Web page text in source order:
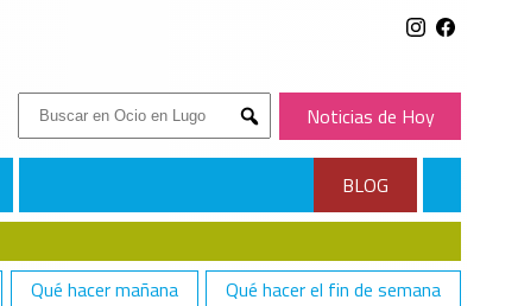
Buscar:
Submit
Noticias de Hoy
BLOG
Qué hacer mañana Qué hacer el fin de semana